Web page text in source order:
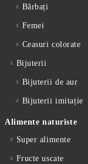
Bărbați
Femei
Ceasuri colorate
Bijuterii
Bijuterii de aur
Bijuterii imitație
Alimente naturiste
Super alimente
Fructe uscate